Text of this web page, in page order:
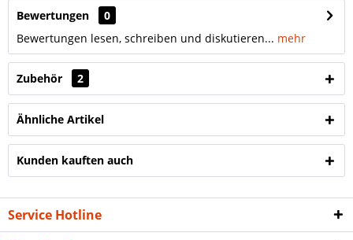
Bewertungen
0
Bewertungen lesen, schreiben und diskutieren... mehr
Zubehör 2
Ähnliche Artikel
Kunden kauften auch
Service Hotline